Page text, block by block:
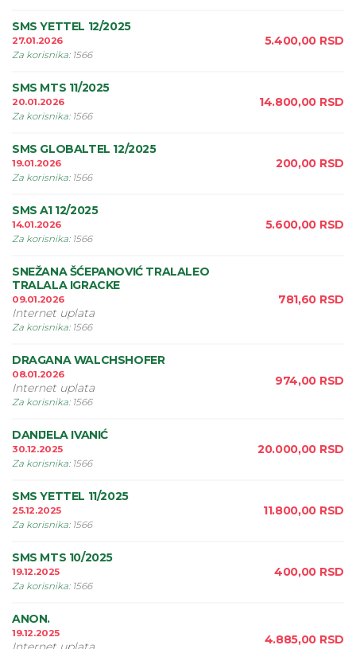
SMS YETTEL 12/2025
27.01.2026
Za korisnika: 1566
5.400,00 RSD
SMS MTS 11/2025
20.01.2026
Za korisnika: 1566
14.800,00 RSD
SMS GLOBALTEL 12/2025
19.01.2026
Za korisnika: 1566
200,00 RSD
SMS A1 12/2025
14.01.2026
Za korisnika: 1566
5.600,00 RSD
SNEŽANA ŠĆEPANOVIĆ TRALALEO
TRALALA IGRACKE
09.01.2026
Internet uplata
Za korisnika: 1566
781,60 RSD
DRAGANA WALCHSHOFER
08.01.2026
Internet uplata
Za korisnika: 1566
974,00 RSD
DANIJELA IVANIĆ
30.12.2025
Za korisnika: 1566
20.000,00 RSD
SMS YETTEL 11/2025
25.12.2025
Za korisnika: 1566
11.800,00 RSD
SMS MTS 10/2025
19.12.2025
Za korisnika: 1566
400,00 RSD
ANON.
19.12.2025 4.885,00 RSD